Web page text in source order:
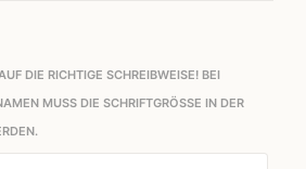
DIE RICHTIGE SCHREIBWEISE! BEI
MUSS DIE SCHRIFTGRÖSSE IN DER R